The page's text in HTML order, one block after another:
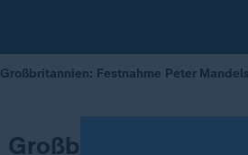
Großbritannien: Festnahme Peter
Großbritannien: